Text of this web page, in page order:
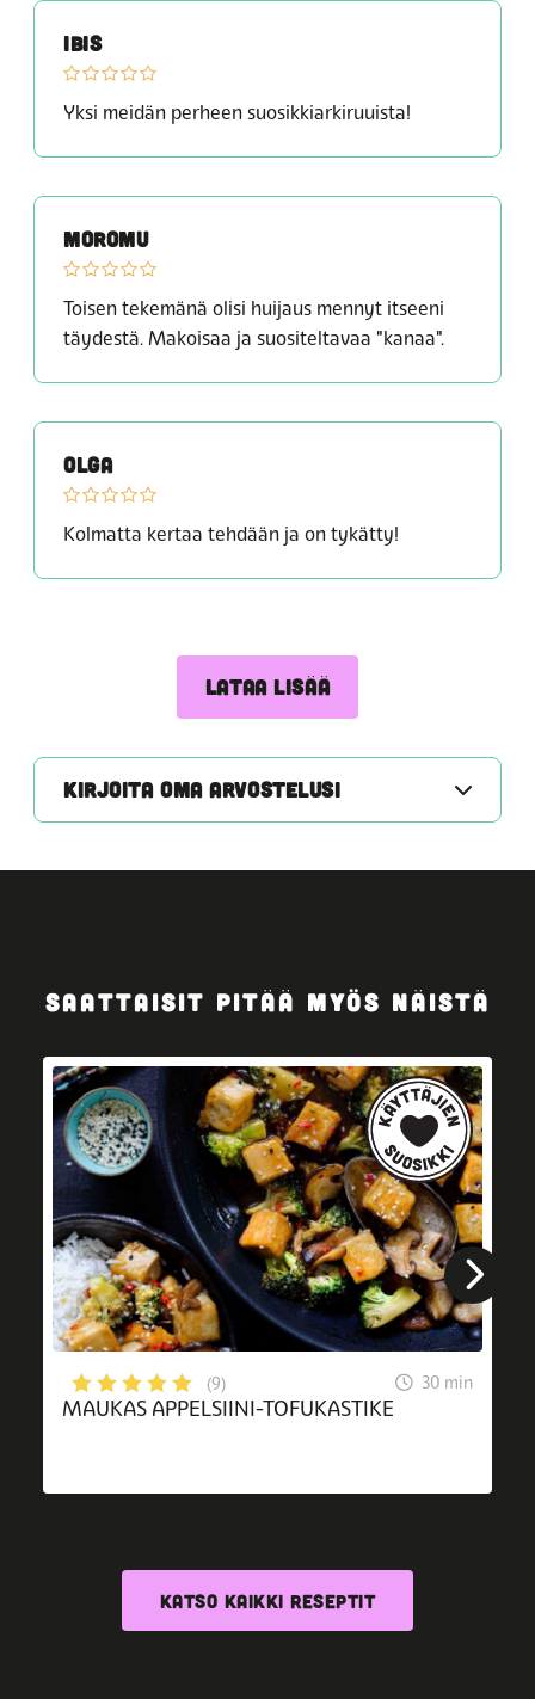
IBIS
Yksi meidän perheen suosikkiarkiruuista!
MOROMU
Toisen tekemänä olisi huijaus mennyt itseeni
täydestä. Makoisaa ja suositeltavaa "kanaa".
OLGA
Kolmatta kertaa tehdään ja on tykätty!
LATAA LISÄÄ
KIRJOITA OMA ARVOSTELUSI
SAATTAISIT PITÄÄ MYÖS NÄISTÄ
(9) 30 min
MAUKAS APPELSIINI-TOFUKASTIKE
KATSO KAIKKI RESEPTIT